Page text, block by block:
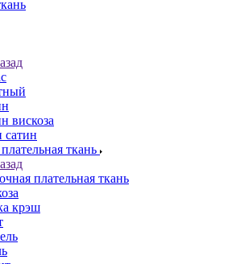
вискоза
сатин
ткань
плательная ткань
крэш